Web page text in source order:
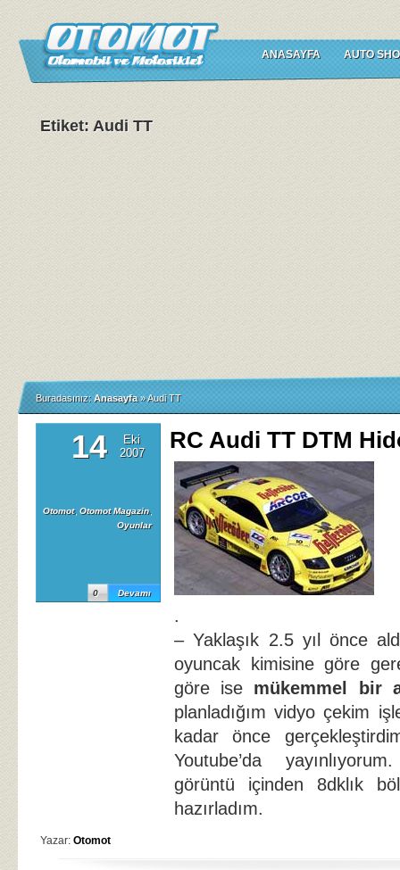
ANASAYFA AUTO
Etiket: Audi TT
Buradasınız: Anasayfa »Audi TT
14
Eki
2007
Otomot, Otomot Magazin,
Oyunlar
Devamı
0
RC Audi TT DTM
.
– Yaklaşık 2.5 yıl önce
oyuncak kimisine göre
göre ise mükemmel bir
planladığım vidyo çekim
kadar önce
Youtube’da
görüntü içinden 8dklık
hazırladım.
Yazar: Otomot